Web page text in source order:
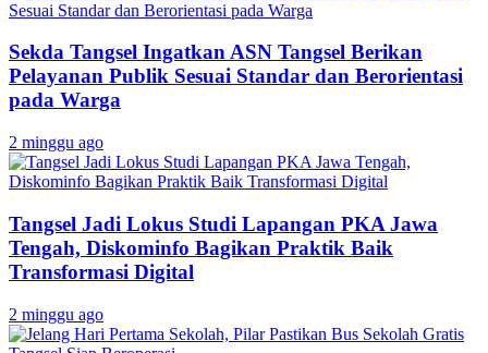
Sekda Tangsel Ingatkan ASN Tangsel Berikan
Pelayanan Publik Sesuai Standar dan Berorientasi
pada Warga
2 minggu ago
Tangsel Jadi Lokus Studi Lapangan PKA Jawa
Tengah, Diskominfo Bagikan Praktik Baik
Transformasi Digital
2 minggu ago